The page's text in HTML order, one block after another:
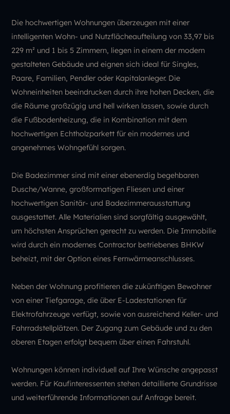
Die hochwertigen Wohnungen überzeugen mit einer
intelligenten Wohn- und Nutzflächeaufteilung von 33,97 bis
229 m² und 1 bis 5 Zimmern, liegen in einem der modern
gestalteten Gebäude und eignen sich ideal für Singles,
Paare, Familien, Pendler oder Kapitalanleger. Die
Wohneinheiten beeindrucken durch ihre hohen Decken, die
die Räume großzügig und hell wirken lassen, sowie durch
die Fußbodenheizung, die in Kombination mit dem
hochwertigen Echtholzparkett für ein modernes und
angenehmes Wohngefühl sorgen.
Die Badezimmer sind mit einer ebenerdig begehbaren
Dusche/Wanne, großformatigen Fliesen und einer
hochwertigen Sanitär- und Badezimmerausstattung
ausgestattet. Alle Materialien sind sorgfältig ausgewählt,
um höchsten Ansprüchen gerecht zu werden. Die Immobilie
wird durch ein modernes Contractor betriebenes BHKW
beheizt, mit der Option eines Fernwärmeanschlusses.
Neben der Wohnung profitieren die zukünftigen Bewohner
von einer Tiefgarage, die über E-Ladestationen für
Elektrofahrzeuge verfügt, sowie von ausreichend Keller- und
Fahrradstellplätzen. Der Zugang zum Gebäude und zu den
oberen Etagen erfolgt bequem über einen Fahrstuhl.
Wohnungen können individuell auf Ihre Wünsche angepasst
werden. Für Kaufinteressenten stehen detaillierte Grundrisse
und weiterführende Informationen auf Anfrage bereit.